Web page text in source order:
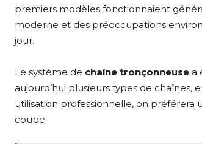
premiers modèles fonctionnaient
moderne et des préoccupations
jour.
Le système de chaîne tronçonneuse a
aujourd’hui plusieurs types de
utilisation professionnelle, on
coupe.